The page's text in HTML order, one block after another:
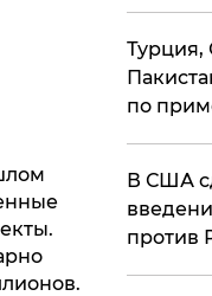
Турция,
по
В США
против